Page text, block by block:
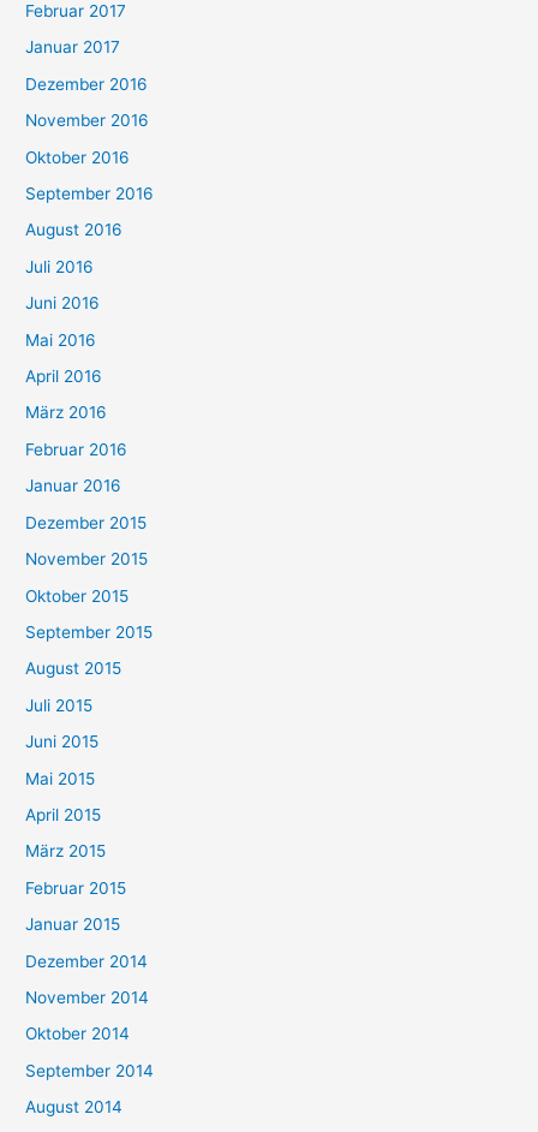
Februar 2017
Januar 2017
Dezember 2016
November 2016
Oktober 2016
September 2016
August 2016
Juli 2016
Juni 2016
Mai 2016
April 2016
März 2016
Februar 2016
Januar 2016
Dezember 2015
November 2015
Oktober 2015
September 2015
August 2015
Juli 2015
Juni 2015
Mai 2015
April 2015
März 2015
Februar 2015
Januar 2015
Dezember 2014
November 2014
Oktober 2014
September 2014
August 2014